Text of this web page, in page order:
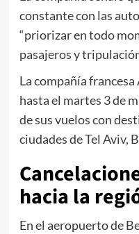
constante con las
“priorizar en todo
pasajeros y
La compañía
hasta el martes 3 de
de sus vuelos con
ciudades de Tel Aviv,
hacia la
En el aeropuerto de